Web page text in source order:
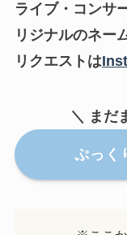
ライブ・コンサ
リジナルのネー
リクエストは
＼ まだ
ぷっく